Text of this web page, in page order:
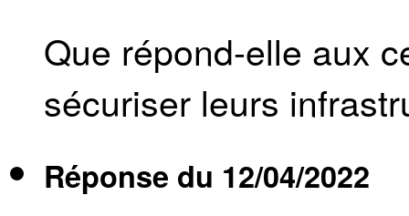
Que répond-elle aux
sécuriser leurs
Réponse du 12/04/2022